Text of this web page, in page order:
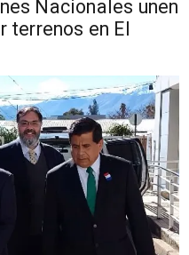
Nacionales unen
en El